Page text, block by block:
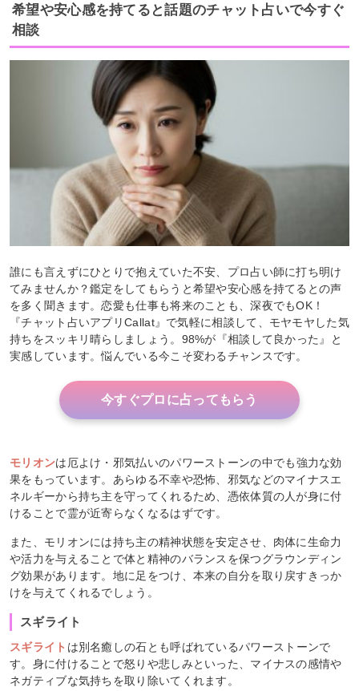
希望や安心感を持てると話題のチャット占いで今すぐ
相談
誰にも言えずにひとりで抱えていた不安、プロ占い師に打ち明け
てみませんか？鑑定をしてもらうと希望や安心感を持てるとの声
を多く聞きます。恋愛も仕事も将来のことも、深夜でもOK！
『チャット占いアプリCallat』で気軽に相談して、モヤモヤした気
持ちをスッキリ晴らしましょう。98%が『相談して良かった』と
実感しています。悩んでいる今こそ変わるチャンスです。
今すぐプロに占ってもらう
モリオンは厄よけ・邪気払いのパワーストーンの中でも強力な効
果をもっています。あらゆる不幸や恐怖、邪気などのマイナスエ
ネルギーから持ち主を守ってくれるため、憑依体質の人が身に付
けることで霊が近寄らなくなるはずです。
また、モリオンには持ち主の精神状態を安定させ、肉体に生命力
や活力を与えることで体と精神のバランスを保つグラウンディン
グ効果があります。地に足をつけ、本来の自分を取り戻すきっか
けを与えてくれるでしょう。
スギライト
スギライト は別名癒しの石とも呼ばれているパワーストーンで
す。身に付けることで怒りや悲しみといった、マイナスの感情や
ネガティブな気持ちを取り除いてくれます。